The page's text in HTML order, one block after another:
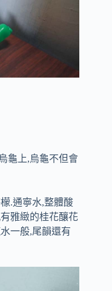
龜上,烏龜不但會
.通寧水,整體酸
雅緻的桂花釀花
一般,尾韻還有